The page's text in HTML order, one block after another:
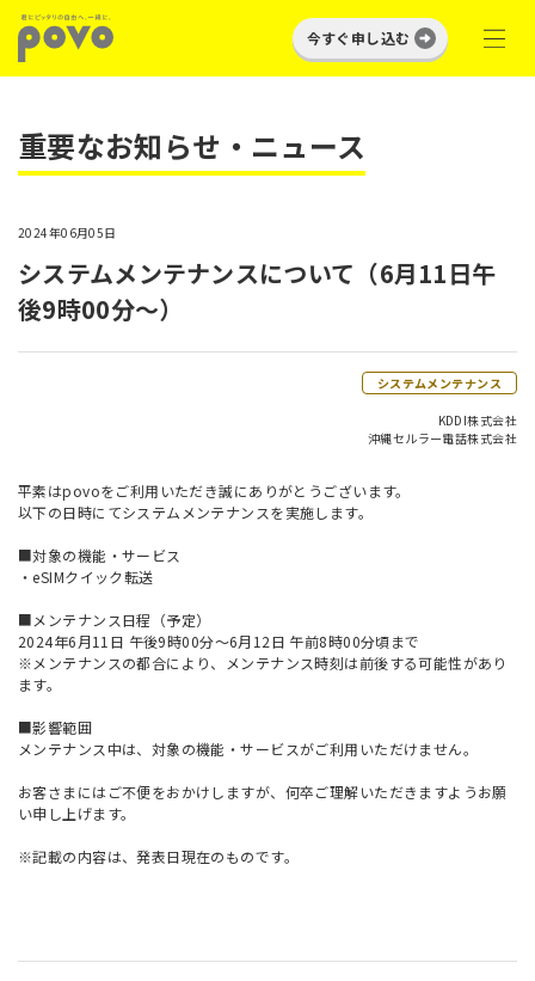
今すぐ申し込む
重要なお知らせ・ニュース
2024年06月05日
システムメンテナンスについて（6月11日午
後9時00分～）
システムメンテナンス
KDDI株式会社
沖縄セルラー電話株式会社
平素はpovoをご利用いただき誠にありがとうございます。
以下の日時にてシステムメンテナンスを実施します。
■対象の機能・サービス
・eSIMクイック転送
■メンテナンス日程（予定）
2024年6月11日 午後9時00分～6月12日 午前8時00分頃まで
※メンテナンスの都合により、メンテナンス時刻は前後する可能性があり
ます。
■影響範囲
メンテナンス中は、対象の機能・サービスがご利用いただけません。
お客さまにはご不便をおかけしますが、何卒ご理解いただきますようお願
い申し上げます。
※記載の内容は、発表日現在のものです。